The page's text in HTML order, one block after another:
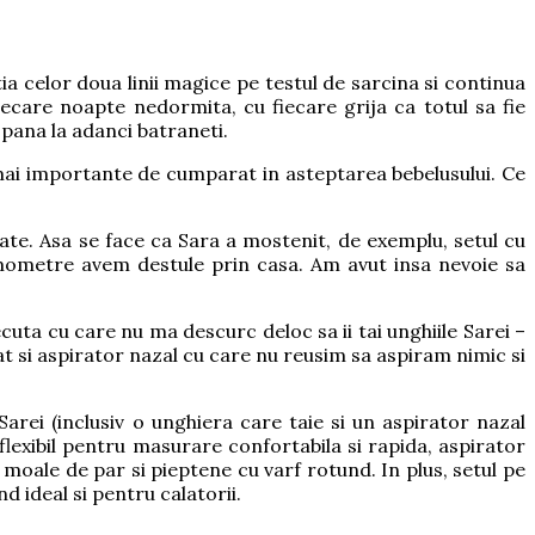
celor doua linii magice pe testul de sarcina si continua
noapte nedormita, cu fiecare grija ca totul sa fie
la adanci batraneti.
importante de cumparat in asteptarea bebelusului. Ce
Asa se face ca Sara a mostenit, de exemplu, setul cu
avem destule prin casa. Am avut insa nevoie sa
cu care nu ma descurc deloc sa ii tai unghiile Sarei –
si aspirator nazal cu care nu reusim sa aspiram nimic si
(inclusiv o unghiera care taie si un aspirator nazal
pentru masurare confortabila si rapida, aspirator
de par si pieptene cu varf rotund. In plus, setul pe
ideal si pentru calatorii.